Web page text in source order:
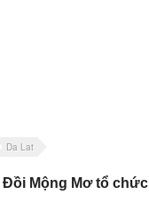
Da Lat
Đồi Mộng Mơ tổ